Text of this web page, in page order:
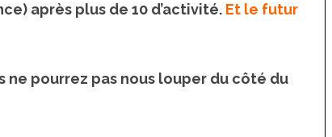
après plus de 10 d’activité. Et le futur
ne pourrez pas nous louper du côté du